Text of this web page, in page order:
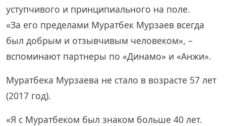
уступчивого и принципиального на поле.
«За его пределами Муратбек Мурзаев всегда
был добрым и отзывчивым человеком», –
вспоминают партнеры по «Динамо» и «Анжи».
Муратбека Мурзаева не стало в возрасте 57 лет
(2017 год).
«Я с Муратбеком был знаком больше 40 лет.